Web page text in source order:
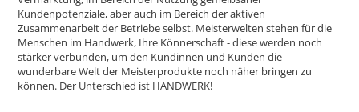
Kundenpotenziale, aber auch im Bereich der aktiven
Zusammenarbeit der Betriebe selbst. Meisterwelten stehen für die
Menschen im Handwerk, Ihre Könnerschaft - diese werden noch
stärker verbunden, um den Kundinnen und Kunden die
wunderbare Welt der Meisterprodukte noch näher bringen zu
können. Der Unterschied ist HANDWERK!